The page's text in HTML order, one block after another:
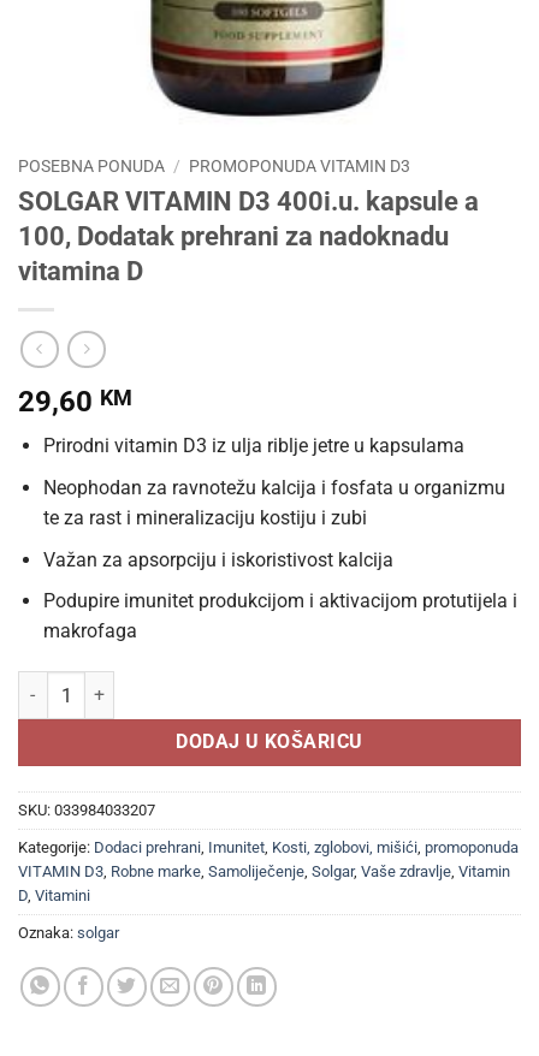
POSEBNA PONUDA / PROMOPONUDA VITAMIN D3
SOLGAR VITAMIN D3 400i.u. kapsule a
100, Dodatak prehrani za nadoknadu
vitamina D
29,60 KM
Prirodni vitamin D3 iz ulja riblje jetre u kapsulama
Neophodan za ravnotežu kalcija i fosfata u organizmu
te za rast i mineralizaciju kostiju i zubi
Važan za apsorpciju i iskoristivost kalcija
Podupire imunitet produkcijom i aktivacijom protutijela i
makrofaga
SOLGAR VITAMIN D3 400i.u. kapsule a 100, Dodatak prehrani za
DODAJ U KOŠARICU
SKU: 033984033207
Kategorije: Dodaci prehrani Imunitet Kosti, zglobovi, mišići promoponuda
VITAMIN D3 Robne marke Samoliječenje Solgar, Vaše zdravlje Vitamin
D Vitamini
Oznaka: solgar